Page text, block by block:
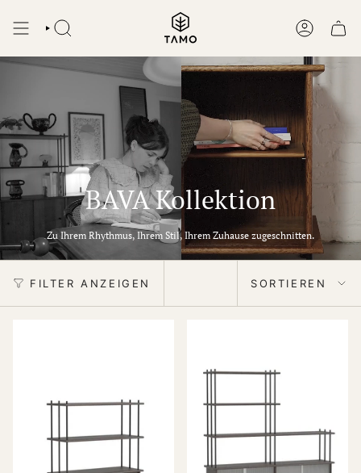
Inhalt
springen
SUCHEN KONTO
BAVA Kollektion
Zu Ihrem Rhythmus, Ihrem Stil, Ihrem Zuhause zugeschnitten.
FILTER ANZEIGEN SORTIEREN